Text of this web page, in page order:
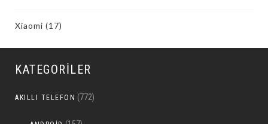
Xiaomi (17)
KATEGORILER
AKILLI TELEFON (772)